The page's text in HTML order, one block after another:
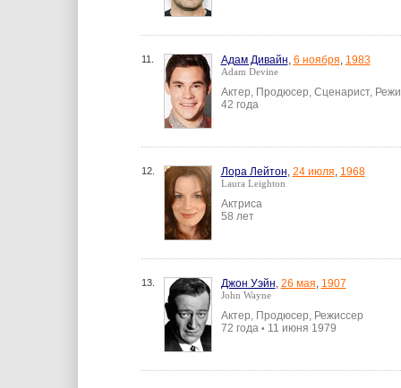
11. Адам Дивайн, 6 ноября, 1983
Adam Devine
Актер, Продюсер, Сценарист,
42 года
12. Лора Лейтон, 24 июля, 1968
Laura Leighton
Актриса
58 лет
13. Джон Уэйн, 26 мая, 1907
John Wayne
Актер, Продюсер, Режиссер
72 года • 11 июня 1979